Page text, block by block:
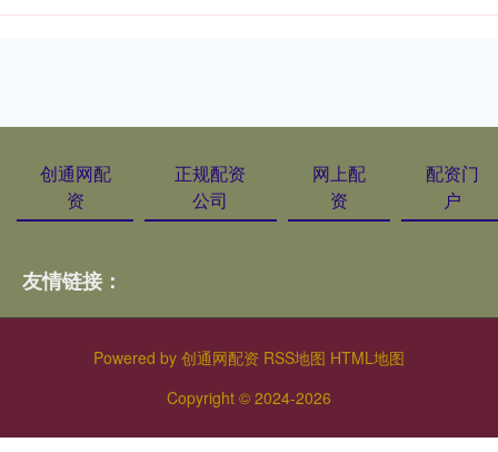
创通网配
资
正规配资
公司
网上配
资
配资门
户
友情链接：
Powered by 创通网配资 RSS地图 HTML地图
Copyright © 2024-2026